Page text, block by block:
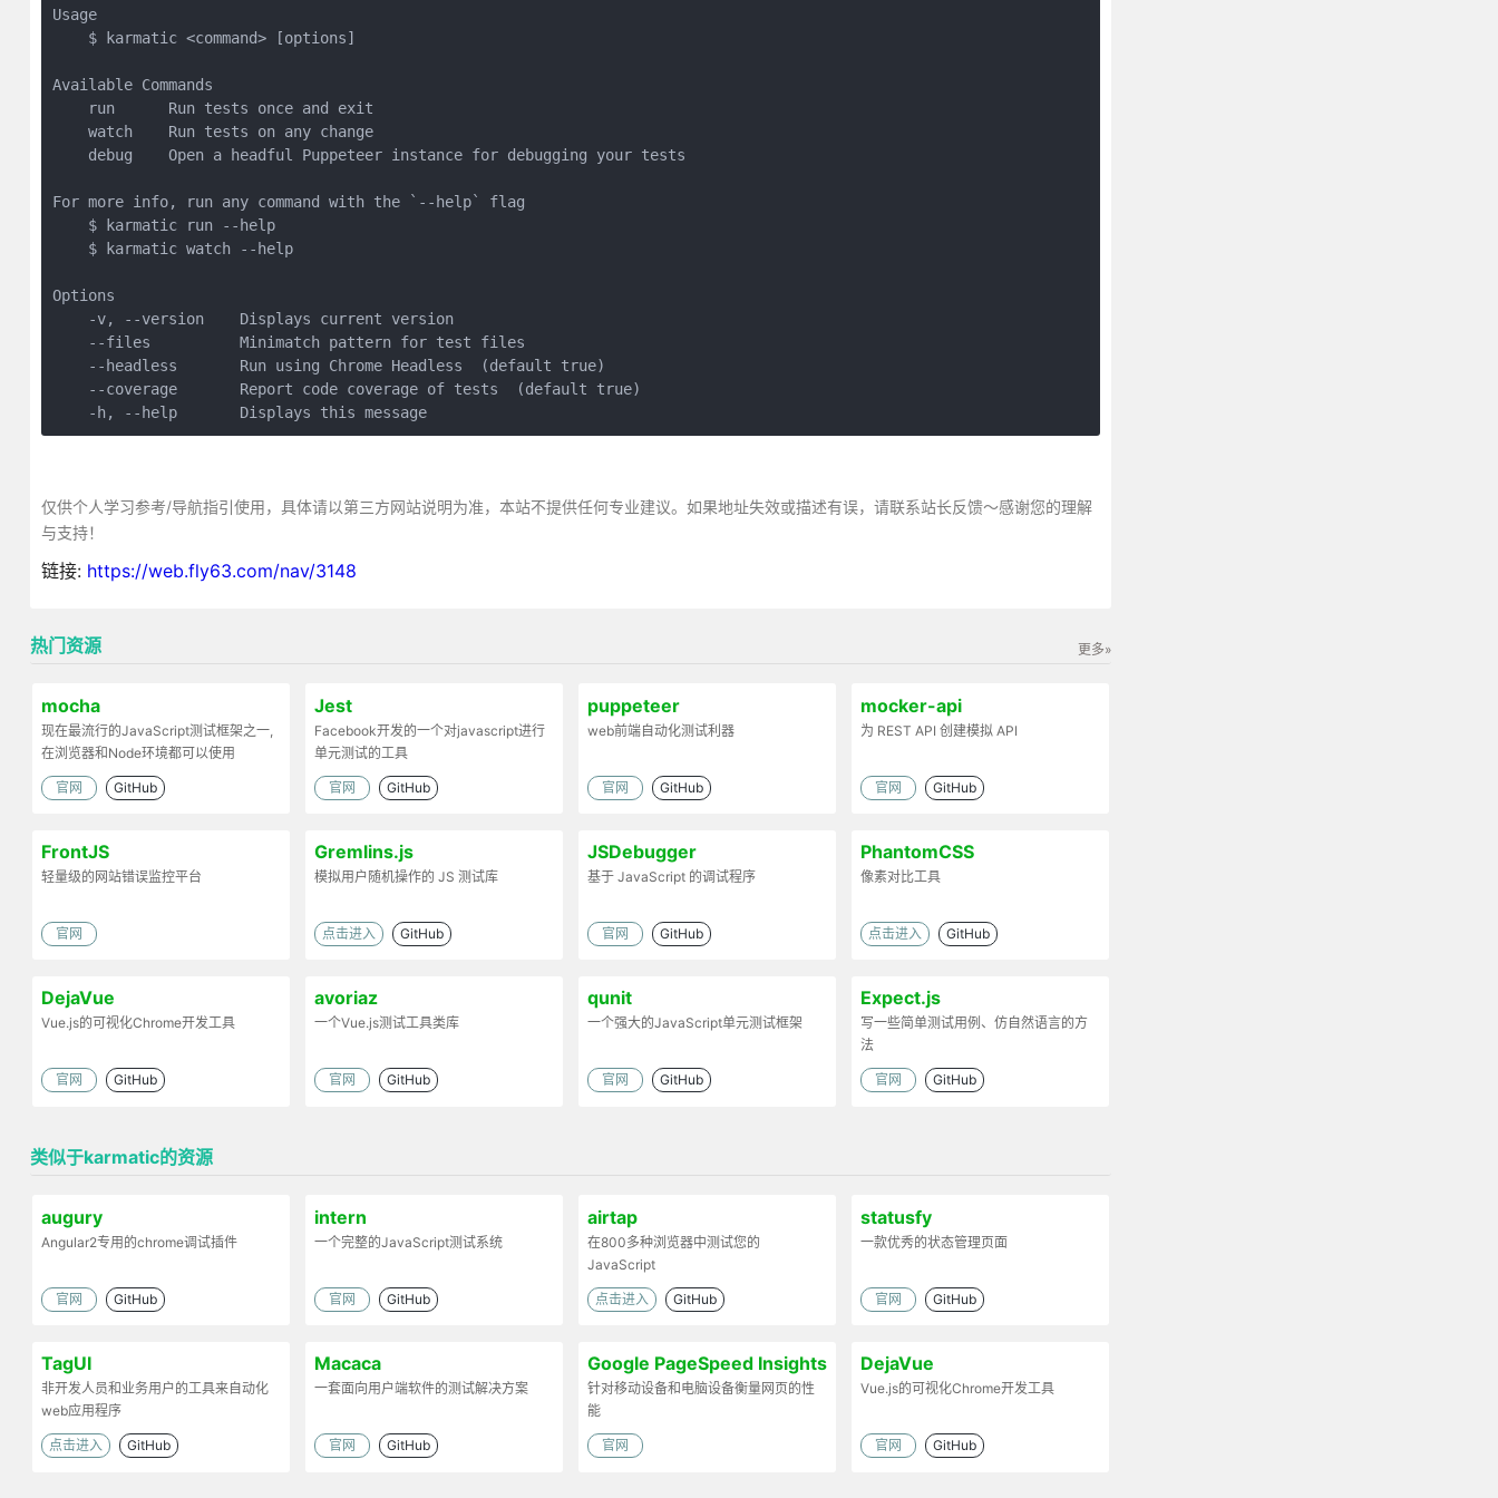
Usage
    $ karmatic <command> [options]
Available Commands
    run      Run tests once and exit
    watch    Run tests on any change
    debug    Open a headful Puppeteer instance for debugging your tests
For more info, run any command with the `--help` flag
    $ karmatic run --help
    $ karmatic watch --help
Options
    -v, --version    Displays current version
    --files          Minimatch pattern for test files
    --headless       Run using Chrome Headless  (default true)
    --coverage       Report code coverage of tests  (default true)
    -h, --help       Displays this message
仅供个人学习参考/导航指引使用，具体请以第三方网站说明为准，本站不提供任何专业建议。如果地址失效或描述有误，请联系站长反馈～感谢您的理解
与支持！
链接: https://web.fly63.com/nav/3148
更多»
热门资源
mocha
现在最流行的JavaScript测试框架之一,
在浏览器和Node环境都可以使用
官网 GitHub
Jest
Facebook开发的一个对javascript进行
单元测试的工具
官网 GitHub
puppeteer
web前端自动化测试利器
官网 GitHub
mocker-api
为 REST API 创建模拟 API
官网 GitHub
FrontJS
轻量级的网站错误监控平台
官网
Gremlins.js
模拟用户随机操作的 JS 测试库
点击进入 GitHub
JSDebugger
基于 JavaScript 的调试程序
官网 GitHub
PhantomCSS
像素对比工具
点击进入 GitHub
DejaVue
Vue.js的可视化Chrome开发工具
官网 GitHub
avoriaz
一个Vue.js测试工具类库
官网 GitHub
qunit
一个强大的JavaScript单元测试框架
官网 GitHub
Expect.js
写一些简单测试用例、仿自然语言的方
法
官网 GitHub
类似于karmatic的资源
augury
Angular2专用的chrome调试插件
官网 GitHub
intern
一个完整的JavaScript测试系统
官网 GitHub
airtap
在800多种浏览器中测试您的
JavaScript
点击进入 GitHub
statusfy
一款优秀的状态管理页面
官网 GitHub
TagUI
非开发人员和业务用户的工具来自动化
web应用程序
点击进入 GitHub
Macaca
一套面向用户端软件的测试解决方案
官网 GitHub
Google PageSpeed Insights
针对移动设备和电脑设备衡量网页的性
能
官网
DejaVue
Vue.js的可视化Chrome开发工具
官网 GitHub